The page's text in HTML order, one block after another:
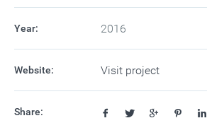
Year: 2016
Website: Visit project
Share: